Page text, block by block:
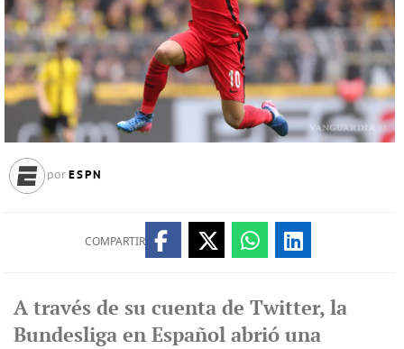
por ESPN
COMPARTIR
A través de su cuenta de Twitter, la
Bundesliga en Español abrió una